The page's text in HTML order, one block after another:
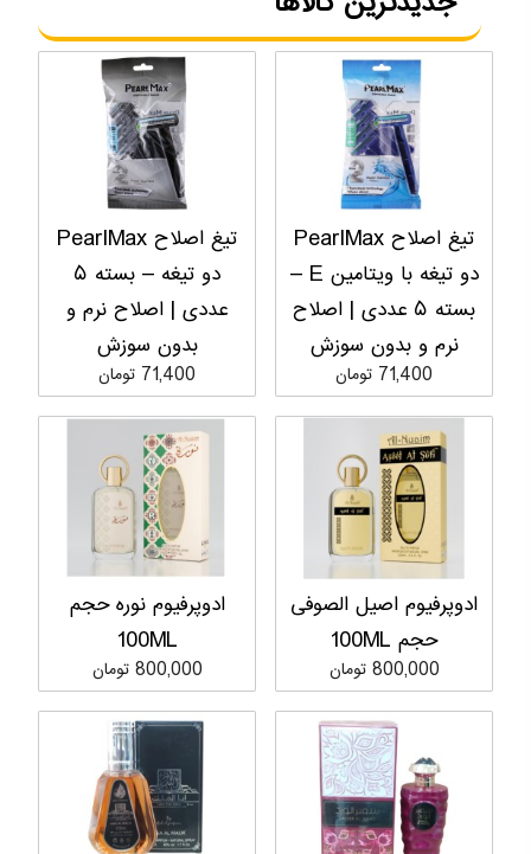
تیغ اصلاح PearlMax
دو تیغه با ویتامین E –
بسته ۵ عددی | اصلاح
نرم و بدون سوزش
71,400 تومان
تیغ اصلاح PearlMax
دو تیغه – بسته ۵
عددی | اصلاح نرم و
بدون سوزش
71,400 تومان
ادوپرفیوم اصیل الصوفی
حجم 100ML
800,000 تومان
ادوپرفیوم نوره حجم
100ML
800,000 تومان